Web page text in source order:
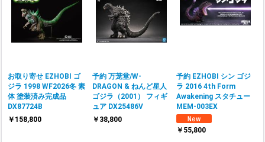
お取り寄せ EZHOBI ゴ
ジラ 1998 WF2026冬 素
体 塗装済み完成品
DX87724B
￥158,800
予約 万茏堂/W-
DRAGON & ねんど星人
ゴジラ（2001） フィギ
ュア DX25486V
￥38,800
予約 EZHOBI シン ゴジ
ラ 2016 4th Form
Awakening スタチュー
MEM-003EX
￥55,800